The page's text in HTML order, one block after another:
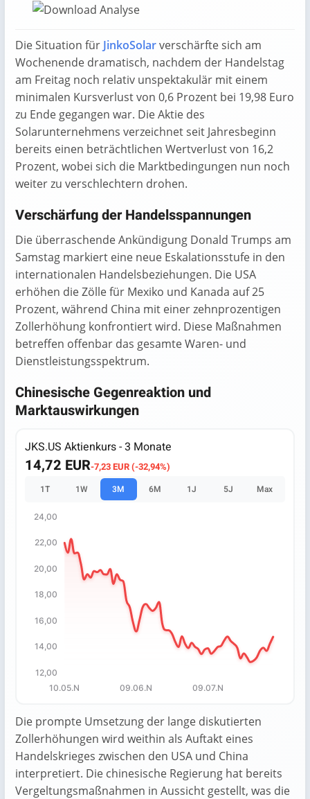
Die Situation für JinkoSolarverschärfte sich am
Wochenende dramatisch, nachdem der Handelstag
am Freitag noch relativ unspektakulär mit einem
minimalen Kursverlust von 0,6 Prozent bei 19,98 Euro
zu Ende gegangen war. Die Aktie des
Solarunternehmens verzeichnet seit Jahresbeginn
bereits einen beträchtlichen Wertverlust von 16,2
Prozent, wobei sich die Marktbedingungen nun noch
weiter zu verschlechtern drohen.
Verschärfung der Handelsspannungen
Die überraschende Ankündigung Donald Trumps am
Samstag markiert eine neue Eskalationsstufe in den
internationalen Handelsbeziehungen. Die USA
erhöhen die Zölle für Mexiko und Kanada auf 25
Prozent, während China mit einer zehnprozentigen
Zollerhöhung konfrontiert wird. Diese Maßnahmen
betreffen offenbar das gesamte Waren- und
Dienstleistungsspektrum.
Chinesische Gegenreaktion und
Marktauswirkungen
JKS.US Aktienkurs - 3 Monate
14,72 EUR-7,23 EUR (-32,94%)
1T 1W 3M 6M 1J 5J Max
Chart
Chart with 65 data points.
The chart has 1 X axis displaying categories.
The chart has 1 Y axis displaying values. Data ranges
10.05.N 09.06.N 09.07.N
12,00
14,00
16,00
18,00
20,00
22,00
24,00
Die prompte Umsetzung der lange diskutierten
Zollerhöhungen wird weithin als Auftakt eines
Handelskrieges zwischen den USA und China
interpretiert. Die chinesische Regierung hat bereits
Vergeltungsmaßnahmen in Aussicht gestellt, was die